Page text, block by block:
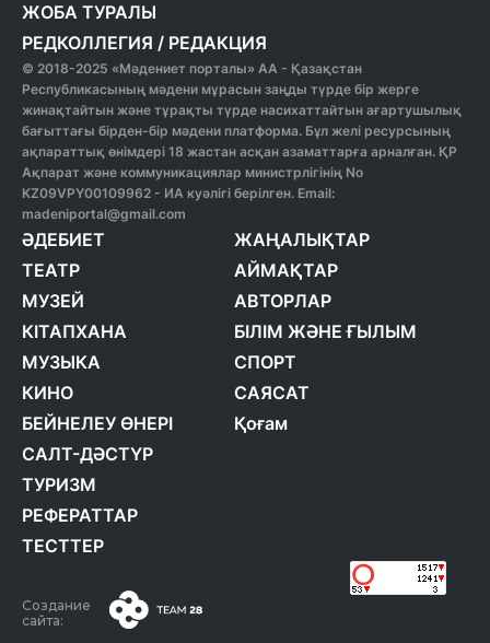
ЖОБА ТУРАЛЫ
РЕДКОЛЛЕГИЯ / РЕДАКЦИЯ
© 2018-2025 «Мәдениет порталы» АА - Қазақстан
Республикасының мәдени мұрасын заңды түрде бір жерге
жинақтайтын және тұрақты түрде насихаттайтын ағартушылық
бағыттағы бірден-бір мәдени платформа. Бұл желі ресурсының
ақпараттық өнімдері 18 жастан асқан азаматтарға арналған. ҚР
Ақпарат және коммуникациялар министрлігінің No
KZ09VPY00109962 - ИА куәлігі берілген. Email:
madeniportal@gmail.com
ӘДЕБИЕТ
ТЕАТР
МУЗЕЙ
КІТАПХАНА
МУЗЫКА
КИНО
БЕЙНЕЛЕУ ӨНЕРІ
САЛТ-ДӘСТҮР
ТУРИЗМ
РЕФЕРАТТАР
ТЕСТТЕР
ЖАҢАЛЫҚТАР
АЙМАҚТАР
АВТОРЛАР
БІЛІМ ЖӘНЕ ҒЫЛЫМ
СПОРТ
САЯСАТ
Қоғам
Создание
сайта: